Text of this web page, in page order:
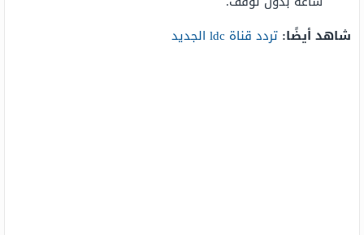
شاهد أيضًا: تردد قناة ldc الجديد